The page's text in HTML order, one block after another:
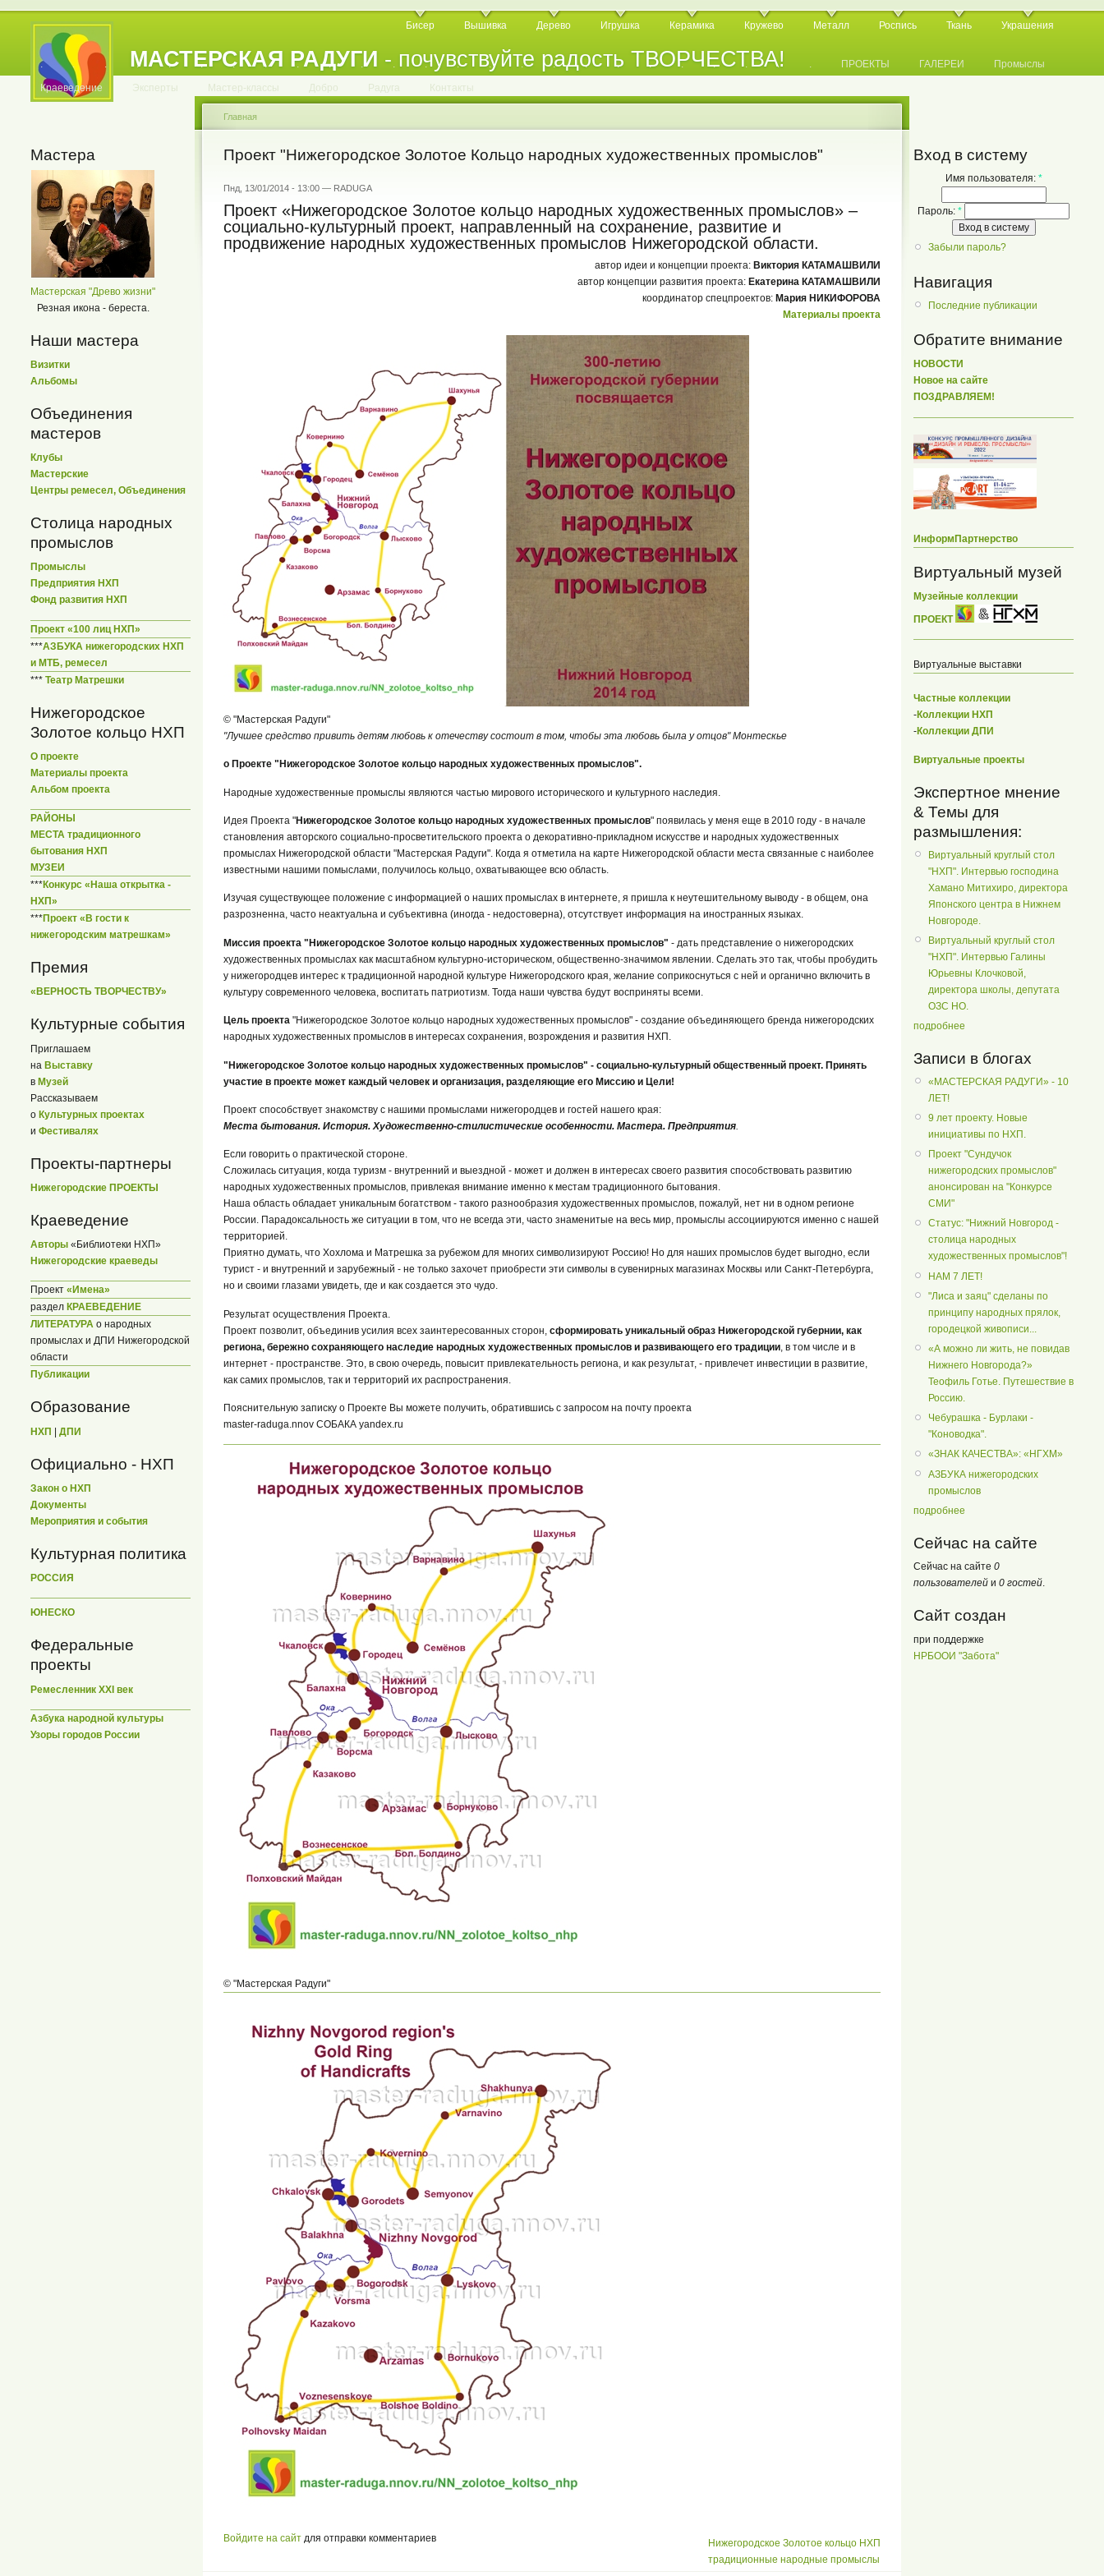
МАСТЕРСКАЯ РАДУГИ - почувствуйте радость ТВОРЧЕСТВА!
Бисер Вышивка Дерево Игрушка Керамика Кружево Металл Роспись Ткань Украшения
. . . . . . . . . . . . . . . . . . . . . . . . . ПРОЕКТЫ ГАЛЕРЕИ Промыслы
Краеведение Эксперты Мастер-классы Добро Радуга Контакты
Мастера
Мастерская "Древо жизни"
Резная икона - береста.
Наши мастера
Визитки
Альбомы
Объединения
мастеров
Клубы
Мастерские
Центры ремесел, Объединения
Столица народных
промыслов
Промыслы
Предприятия НХП
Фонд развития НХП
Проект «100 лиц НХП»
***АЗБУКА нижегородских НХП
и МТБ, ремесел
*** Театр Матрешки
Нижегородское
Золотое кольцо НХП
О проекте
Материалы проекта
Альбом проекта
РАЙОНЫ
МЕСТА традиционного
бытования НХП
МУЗЕИ
***Конкурс «Наша открытка -
НХП»
***Проект «В гости к
нижегородским матрешкам»
Премия
«ВЕРНОСТЬ ТВОРЧЕСТВУ»
Культурные события
Приглашаем
на Выставку
в Музей
Рассказываем
о Культурных проектах
и Фестивалях
Проекты-партнеры
Нижегородские ПРОЕКТЫ
Краеведение
Авторы «Библиотеки НХП»
Нижегородские краеведы
Проект «Имена»
раздел КРАЕВЕДЕНИЕ
ЛИТЕРАТУРА о народных
промыслах и ДПИ Нижегородской
области
Публикации
Образование
НХП | ДПИ
Официально - НХП
Закон о НХП
Документы
Мероприятия и события
Культурная политика
РОССИЯ
ЮНЕСКО
Федеральные
проекты
Ремесленник XXI век
Азбука народной культуры
Узоры городов России
Главная
Проект "Нижегородское Золотое Кольцо народных художественных промыслов"
Пнд, 13/01/2014 - 13:00 — RADUGA
Проект «Нижегородское Золотое кольцо народных художественных промыслов» –
социально-культурный проект, направленный на сохранение, развитие и
продвижение народных художественных промыслов Нижегородской области.
автор идеи и концепции проекта: Виктория КАТАМАШВИЛИ
автор концепции развития проекта: Екатерина КАТАМАШВИЛИ
координатор спецпроектов: Мария НИКИФОРОВА
Материалы проекта
© "Мастерская Радуги"
"Лучшее средство привить детям любовь к отечеству состоит в том, чтобы эта любовь была у отцов" Монтескье
о Проекте "Нижегородское Золотое кольцо народных художественных промыслов".
Народные художественные промыслы являются частью мирового исторического и культурного наследия.
Идея Проекта "Нижегородское Золотое кольцо народных художественных промыслов" появилась у меня еще в 2010 году - в начале
становления авторского социально-просветительского проекта о декоративно-прикладном искусстве и народных художественных
промыслах Нижегородской области "Мастерская Радуги". Когда я отметила на карте Нижегородской области места связанные с наиболее
известными нашими помыслами, получилось кольцо, охватывающее всю область.
Изучая существующее положение с информацией о наших промыслах в интернете, я пришла к неутешительному выводу - в общем, она
разрозненна, часто неактуальна и субъективна (иногда - недостоверна), отсутствует информация на иностранных языках.
Миссия проекта "Нижегородское Золотое кольцо народных художественных промыслов" - дать представление о нижегородских
художественных промыслах как масштабном культурно-историческом, общественно-значимом явлении. Сделать это так, чтобы пробудить
у нижегородцев интерес к традиционной народной культуре Нижегородского края, желание соприкоснуться с ней и органично включить в
культуру современного человека, воспитать патриотизм. Тогда наши чувства будут восприняты всеми.
Цель проекта "Нижегородское Золотое кольцо народных художественных промыслов" - создание объединяющего бренда нижегородских
народных художественных промыслов в интересах сохранения, возрождения и развития НХП.
"Нижегородское Золотое кольцо народных художественных промыслов" - социально-культурный общественный проект. Принять
участие в проекте может каждый человек и организация, разделяющие его Миссию и Цели!
Проект способствует знакомству с нашими промыслами нижегородцев и гостей нашего края:
Места бытования. История. Художественно-стилистические особенности. Мастера. Предприятия.
Если говорить о практической стороне.
Сложилась ситуация, когда туризм - внутренний и выездной - может и должен в интересах своего развития способствовать развитию
народных художественных промыслов, привлекая внимание именно к местам традиционного бытования.
Наша область обладает уникальным богатством - такого разнообразия художественных промыслов, пожалуй, нет ни в одном регионе
России. Парадоксальность же ситуации в том, что не всегда эти, часто знаменитые на весь мир, промыслы ассоциируются именно с нашей
территорией.
Приятно думать, что Хохлома и Матрешка за рубежом для многих символизируют Россию! Но для наших промыслов будет выгодно, если
турист - и внутренний и зарубежный - не только захочет приобрести эти символы в сувенирных магазинах Москвы или Санкт-Петербурга,
но и своими глазами увидеть, где и как создается это чудо.
Результат осуществления Проекта.
Проект позволит, объединив усилия всех заинтересованных сторон, сформировать уникальный образ Нижегородской губернии, как
региона, бережно сохраняющего наследие народных художественных промыслов и развивающего его традиции , в том числе и в
интернет - пространстве. Это, в свою очередь, повысит привлекательность региона, и как результат, - привлечет инвестиции в развитие,
как самих промыслов, так и территорий их распространения.
Пояснительную записку о Проекте Вы можете получить, обратившись с запросом на почту проекта
master-raduga.nnov СОБАКА yandex.ru
© "Мастерская Радуги"
Нижегородское Золотое кольцо НХП
традиционные народные промыслы
Войдите на сайт для отправки комментариев
Вход в систему
Имя пользователя: *
Пароль: *
Забыли пароль?
Навигация
Последние публикации
Обратите внимание
НОВОСТИ
Новое на сайте
ПОЗДРАВЛЯЕМ!
ИнформПартнерство
Виртуальный музей
Музейные коллекции
ПРОЕКТ
Виртуальные выставки
Частные коллекции
-Коллекции НХП
-Коллекции ДПИ
Виртуальные проекты
Экспертное мнение
& Темы для
размышления:
Виртуальный круглый стол
"НХП". Интервью господина
Хамано Митихиро, директора
Японского центра в Нижнем
Новгороде.
Виртуальный круглый стол
"НХП". Интервью Галины
Юрьевны Клочковой,
директора школы, депутата
ОЗС НО.
подробнее
Записи в блогах
«МАСТЕРСКАЯ РАДУГИ» - 10
ЛЕТ!
9 лет проекту. Новые
инициативы по НХП.
Проект "Сундучок
нижегородских промыслов"
анонсирован на "Конкурсе
СМИ"
Статус: "Нижний Новгород -
столица народных
художественных промыслов"!
НАМ 7 ЛЕТ!
"Лиса и заяц" сделаны по
принципу народных прялок,
городецкой живописи...
«А можно ли жить, не повидав
Нижнего Новгорода?»
Теофиль Готье. Путешествие в
Россию.
Чебурашка - Бурлаки -
"Коноводка".
«ЗНАК КАЧЕСТВА»: «НГХМ»
АЗБУКА нижегородских
промыслов
подробнее
Сейчас на сайте
Сейчас на сайте 0
пользователей и 0 гостей
Сайт создан
при поддержке
НРБООИ "Забота"